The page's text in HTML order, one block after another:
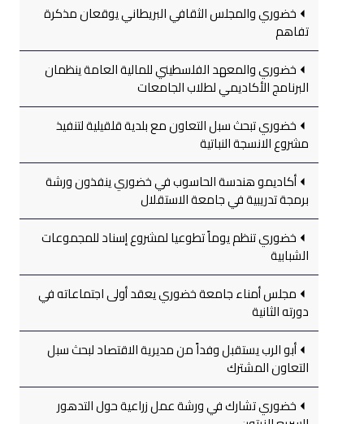
خضوري والمجلس الثقافي البريطاني يوقعان مذكرة
تفاهم
خضوري والمعهد الفلسطيني للمالية العامة ينظمان
البرنامج الأكاديمي لطلاب الجامعات
خضوري تبحث سبل التعاون مع بلدية قلقيلية لتنفيذ
مشروع الانسجة النباتية
أكاديمو هندسة الحاسوب في خضوري ينفذون ورشة
برمجة تدريبية في جامعة الاستقلال
خضوري تنظم يوماً تطوعيا لمشروع إسناد للمجموعات
الشبابية
مجلس أمناء جامعة خضوري يعقد أولى اجتماعاته في
دورته الثانية
أبو الرب يستقبل وفداً من مديرية الاقتصاد لبحث سبل
التعاون المشترك
خضوري تشارك في ورشة عمل زراعية حول التدهور